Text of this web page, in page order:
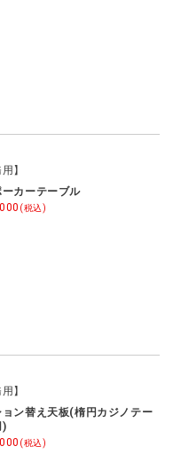
】
ーカーテーブル
(税込)
】
ョン替え天板(楕円カジノテー
)
(税込)